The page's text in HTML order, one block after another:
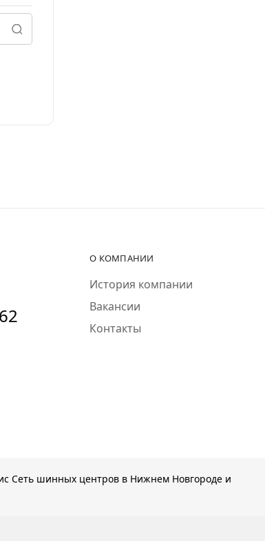
О КОМПАНИИ
История компании
Вакансии
Контакты
Сеть шинных центров в Нижнем Новгороде и